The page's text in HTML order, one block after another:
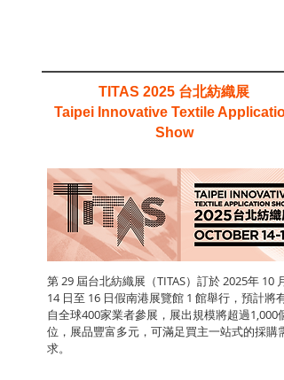
TITAS 2025 台北紡織展
Taipei Innovative Textile
Show
第 29 屆台北紡織展（TITAS）訂於 2025年 10 月
14 日至 16 日假南港展覽館 1 館舉行，預計將有
自全球400家業者參展，展出規模將超過1,000個
位，展品豐富多元，可滿足買主一站式的採購需
求。